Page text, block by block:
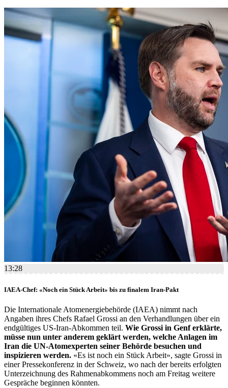
13:28
IAEA-Chef: «Noch ein Stück Arbeit» bis zu finalem Iran-Pakt
Die Internationale Atomenergiebehörde (IAEA) nimmt nach
Angaben ihres Chefs Rafael Grossi an den Verhandlungen über ein
endgültiges US-Iran-Abkommen teil. Wie Grossi in Genf erklärte,
müsse nun unter anderem geklärt werden, welche Anlagen im
Iran die UN-Atomexperten seiner Behörde besuchen und
inspizieren werden. «Es ist noch ein Stück Arbeit», sagte Grossi in
einer Pressekonferenz in der Schweiz, wo nach der bereits erfolgten
Unterzeichnung des Rahmenabkommens noch am Freitag weitere
Gespräche beginnen könnten.